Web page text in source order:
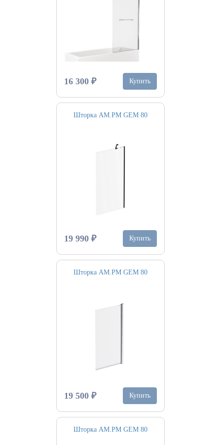
16 300 ₽ Купить
Шторка AM.PM GEM 80
19 990 ₽ Купить
Шторка AM.PM GEM 80
19 500 ₽ Купить
Шторка AM.PM GEM 80